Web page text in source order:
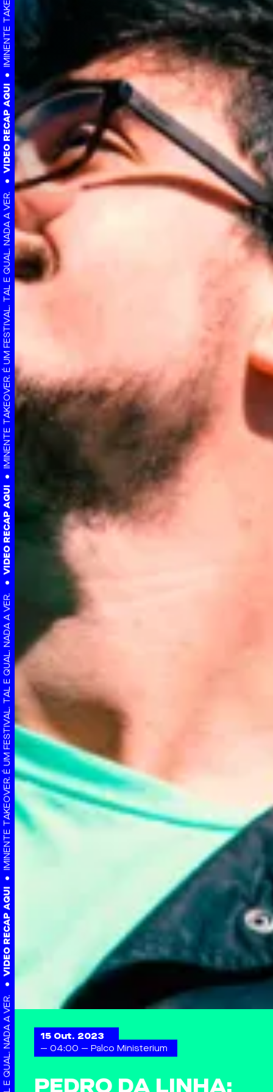
VIDEO RECAP AQUI
IMINENTE TAKEOVER. É UM FESTIVAL. TAL E QUAL. NADA A VER.
VIDEO RECAP AQUI
IMINENTE TAKEOVER. É UM FESTIVAL. TAL E QUAL. NADA A VER.
VIDEO RECAP AQUI
15 Out. 2023
— 04:00 — Palco Ministerium